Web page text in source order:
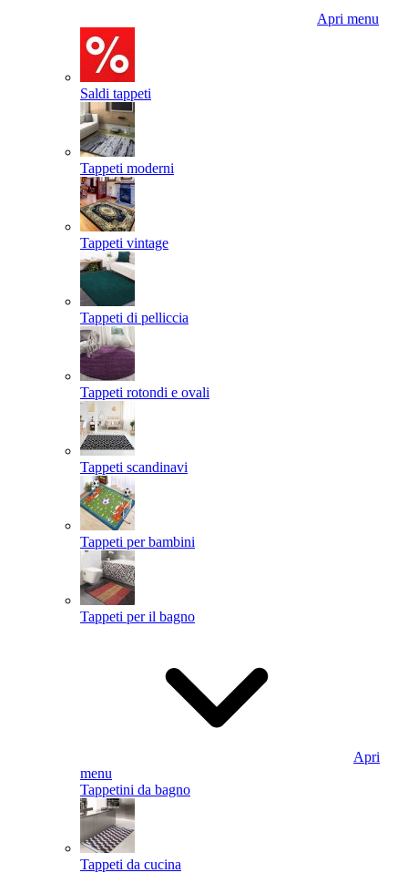
Apri menu
Saldi tappeti
Tappeti moderni
Tappeti vintage
Tappeti di pelliccia
Tappeti rotondi e ovali
Tappeti scandinavi
Tappeti per bambini
Tappeti per il bagno
Apri
menu
Tappetini da bagno
Tappeti da cucina